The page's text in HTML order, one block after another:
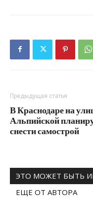
Предыдущая статья
В Краснодаре на
Альпийской
снести самострой
ЭТО МОЖЕТ БЫТЬ
ЕЩЕ ОТ АВТОРА